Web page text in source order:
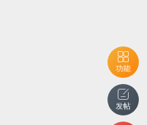
功能
发帖